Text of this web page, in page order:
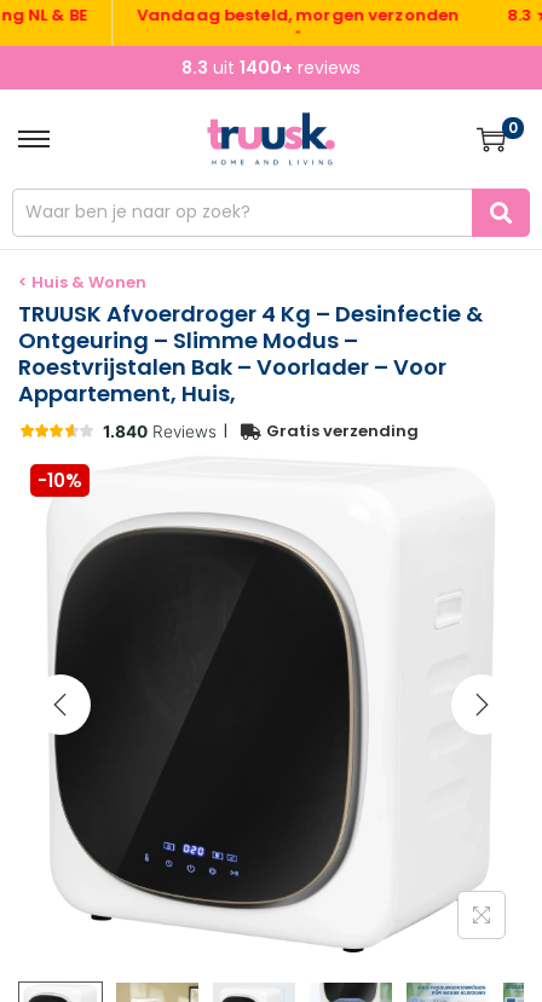
& BE Vandaag besteld, morgen verzonden 8.3 ★
8.3 uit 1400+ reviews
0
< Huis & Wonen
TRUUSK Afvoerdroger 4 Kg – Desinfectie &
Ontgeuring – Slimme Modus –
Roestvrijstalen Bak – Voorlader – Voor
Appartement, Huis,
| Gratis verzending
-10%